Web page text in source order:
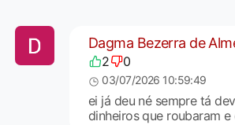
Dagma Bezerra de
2 0
03/07/2026 10:59:49
ei já deu né sempre tá
dinheiros que roubaram